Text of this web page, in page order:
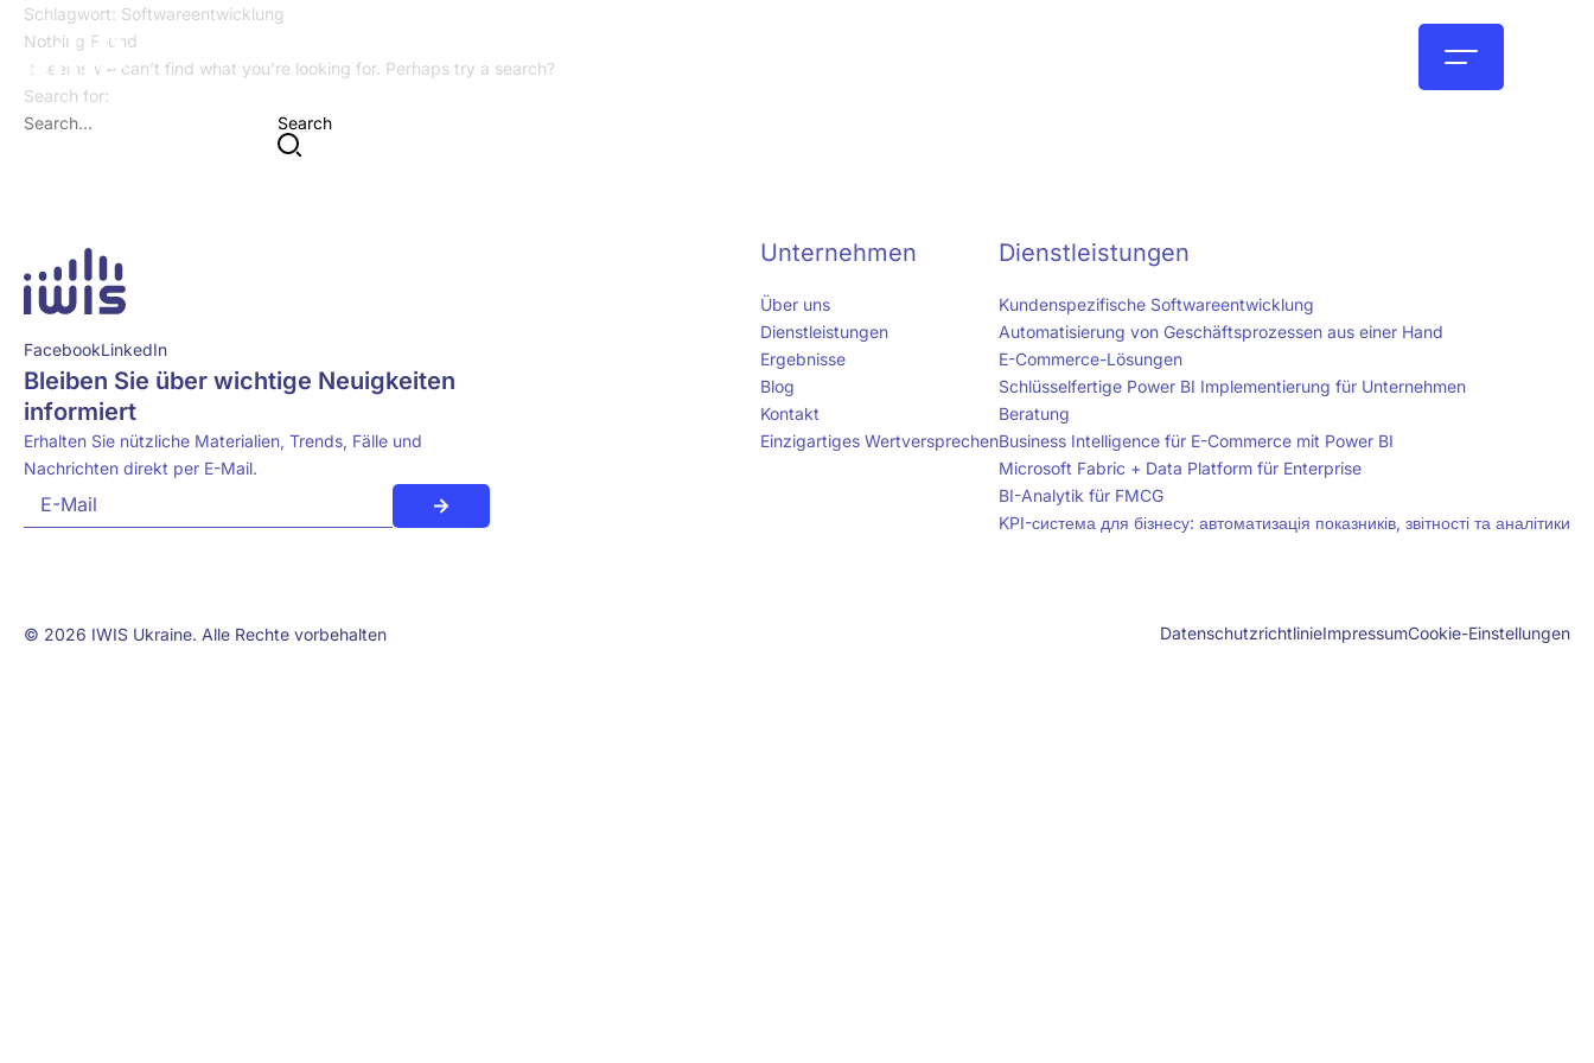
Schlagwort: Softwareentwicklung
Nothing Found
It seems we can’t find what you’re looking for. Perhaps try a search?
Search for:
Search
FacebookLinkedIn
Bleiben Sie über wichtige Neuigkeiten
informiert
Erhalten Sie nützliche Materialien, Trends, Fälle und
Nachrichten direkt per E-Mail.
Unternehmen
Über uns
Dienstleistungen
Ergebnisse
Blog
Kontakt
Einzigartiges Wertversprechen
Dienstleistungen
Kundenspezifische Softwareentwicklung
Automatisierung von Geschäftsprozessen aus einer Hand
E-Commerce-Lösungen
Schlüsselfertige Power BI Implementierung für Unternehmen
Beratung
Business Intelligence für E-Commerce mit Power BI
Microsoft Fabric + Data Platform für Enterprise
BI-Analytik für FMCG
KPI-система для бізнесу: автоматизація показників, звітності та аналітики
© 2026 IWIS Ukraine. Alle Rechte vorbehalten DatenschutzrichtlinieImpressumCookie-Einstellungen